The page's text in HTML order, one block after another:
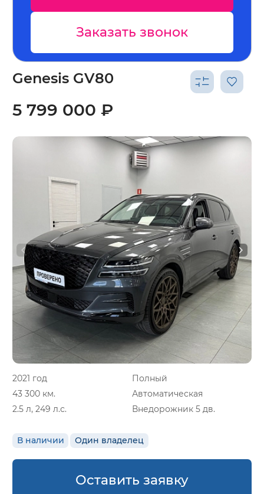
Заказать звонок
Genesis GV80
2021 год
Полный
43 300 км.
Автоматическая
2.5 л, 249 л.с.
Внедорожник 5 дв.
В наличии Один владелец
5 799 000 ₽
Оставить заявку